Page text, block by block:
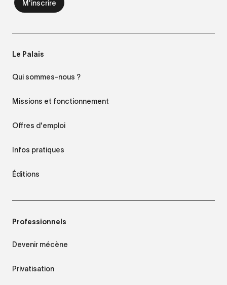
Le Palais
Qui sommes-nous ?
Missions et fonctionnement
Offres d'emploi
Infos pratiques
Éditions
Professionnels
Devenir mécène
Privatisation